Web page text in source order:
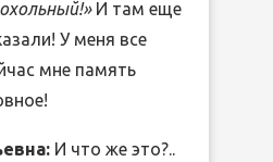
И там еще
У меня все
мне память
И что же это?..